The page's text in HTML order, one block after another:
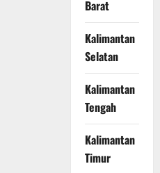
Barat
Kalimantan
Selatan
Kalimantan
Tengah
Kalimantan
Timur